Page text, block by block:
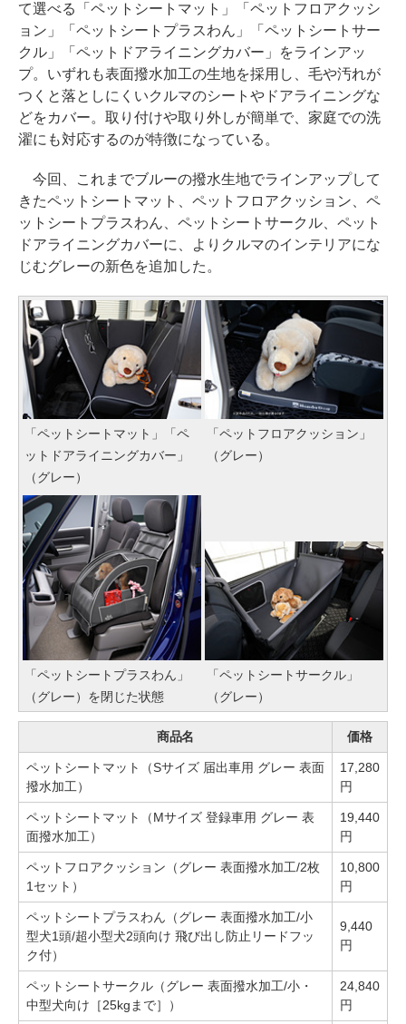
て選べる「ペットシートマット」「ペットフロアクッシ
ョン」「ペットシートプラスわん」「ペットシートサー
クル」「ペットドアライニングカバー」をラインアッ
プ。いずれも表面撥水加工の生地を採用し、毛や汚れが
つくと落としにくいクルマのシートやドアライニングな
どをカバー。取り付けや取り外しが簡単で、家庭での洗
濯にも対応するのが特徴になっている。
今回、これまでブルーの撥水生地でラインアップして
きたペットシートマット、ペットフロアクッション、ペ
ットシートプラスわん、ペットシートサークル、ペット
ドアライニングカバーに、よりクルマのインテリアにな
じむグレーの新色を追加した。
「ペットシートマット」「ペ
ットドアライニングカバー」
（グレー）
「ペットフロアクッション」
（グレー）
「ペットシートプラスわん」
（グレー）を閉じた状態
「ペットシートサークル」
（グレー）
商品名 価格
ペットシートマット（Sサイズ 届出車用 グレー 表面
撥水加工）
17,280
円
ペットシートマット（Mサイズ 登録車用 グレー 表
面撥水加工）
19,440
円
ペットフロアクッション（グレー 表面撥水加工/2枚
1セット）
10,800
円
ペットシートプラスわん（グレー 表面撥水加工/小
型犬1頭/超小型犬2頭向け 飛び出し防止リードフッ
ク付）
9,440
円
ペットシートサークル（グレー 表面撥水加工/小・
中型犬向け［25kgまで］）
24,840
円